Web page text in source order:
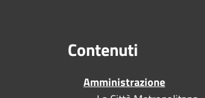
Contenuti
Amministrazione